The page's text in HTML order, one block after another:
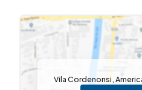
Vila Cordenonsi,